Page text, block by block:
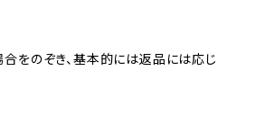
をのぞき、基本的には返品には応じ